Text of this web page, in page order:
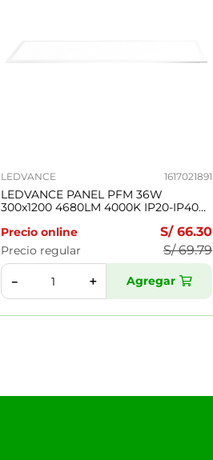
LEDVANCE 1617021891
LEDVANCE PANEL PFM 36W
300x1200 4680LM 4000K IP20-IP40
Precio online
S/ 66.30
Precio regular S/ 69.79
＋
－ Agregar